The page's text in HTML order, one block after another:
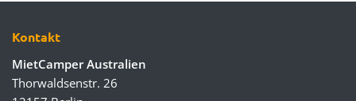
Kontakt
MietCamper Australien
Thorwaldsenstr. 26